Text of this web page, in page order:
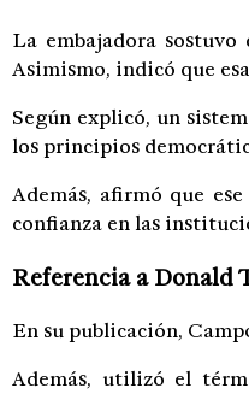
La embajadora
Asimismo, indicó que
Según explicó, un
los principios
Además, afirmó que
confianza en las
Referencia a Donald
En su publicación,
Además, utilizó el